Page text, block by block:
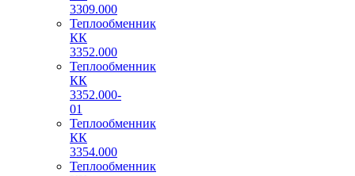
3309.000
Теплообменник
КК
3352.000
Теплообменник
КК
3352.000-
01
Теплообменник
КК
3354.000
Теплообменник